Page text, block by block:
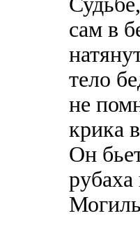
сам в
тело
не
крика
Он
рубаха